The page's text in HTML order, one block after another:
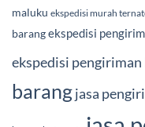
maluku ekspedisi murah
barangekspedisi
ekspedisi pengiriman
barangjasa